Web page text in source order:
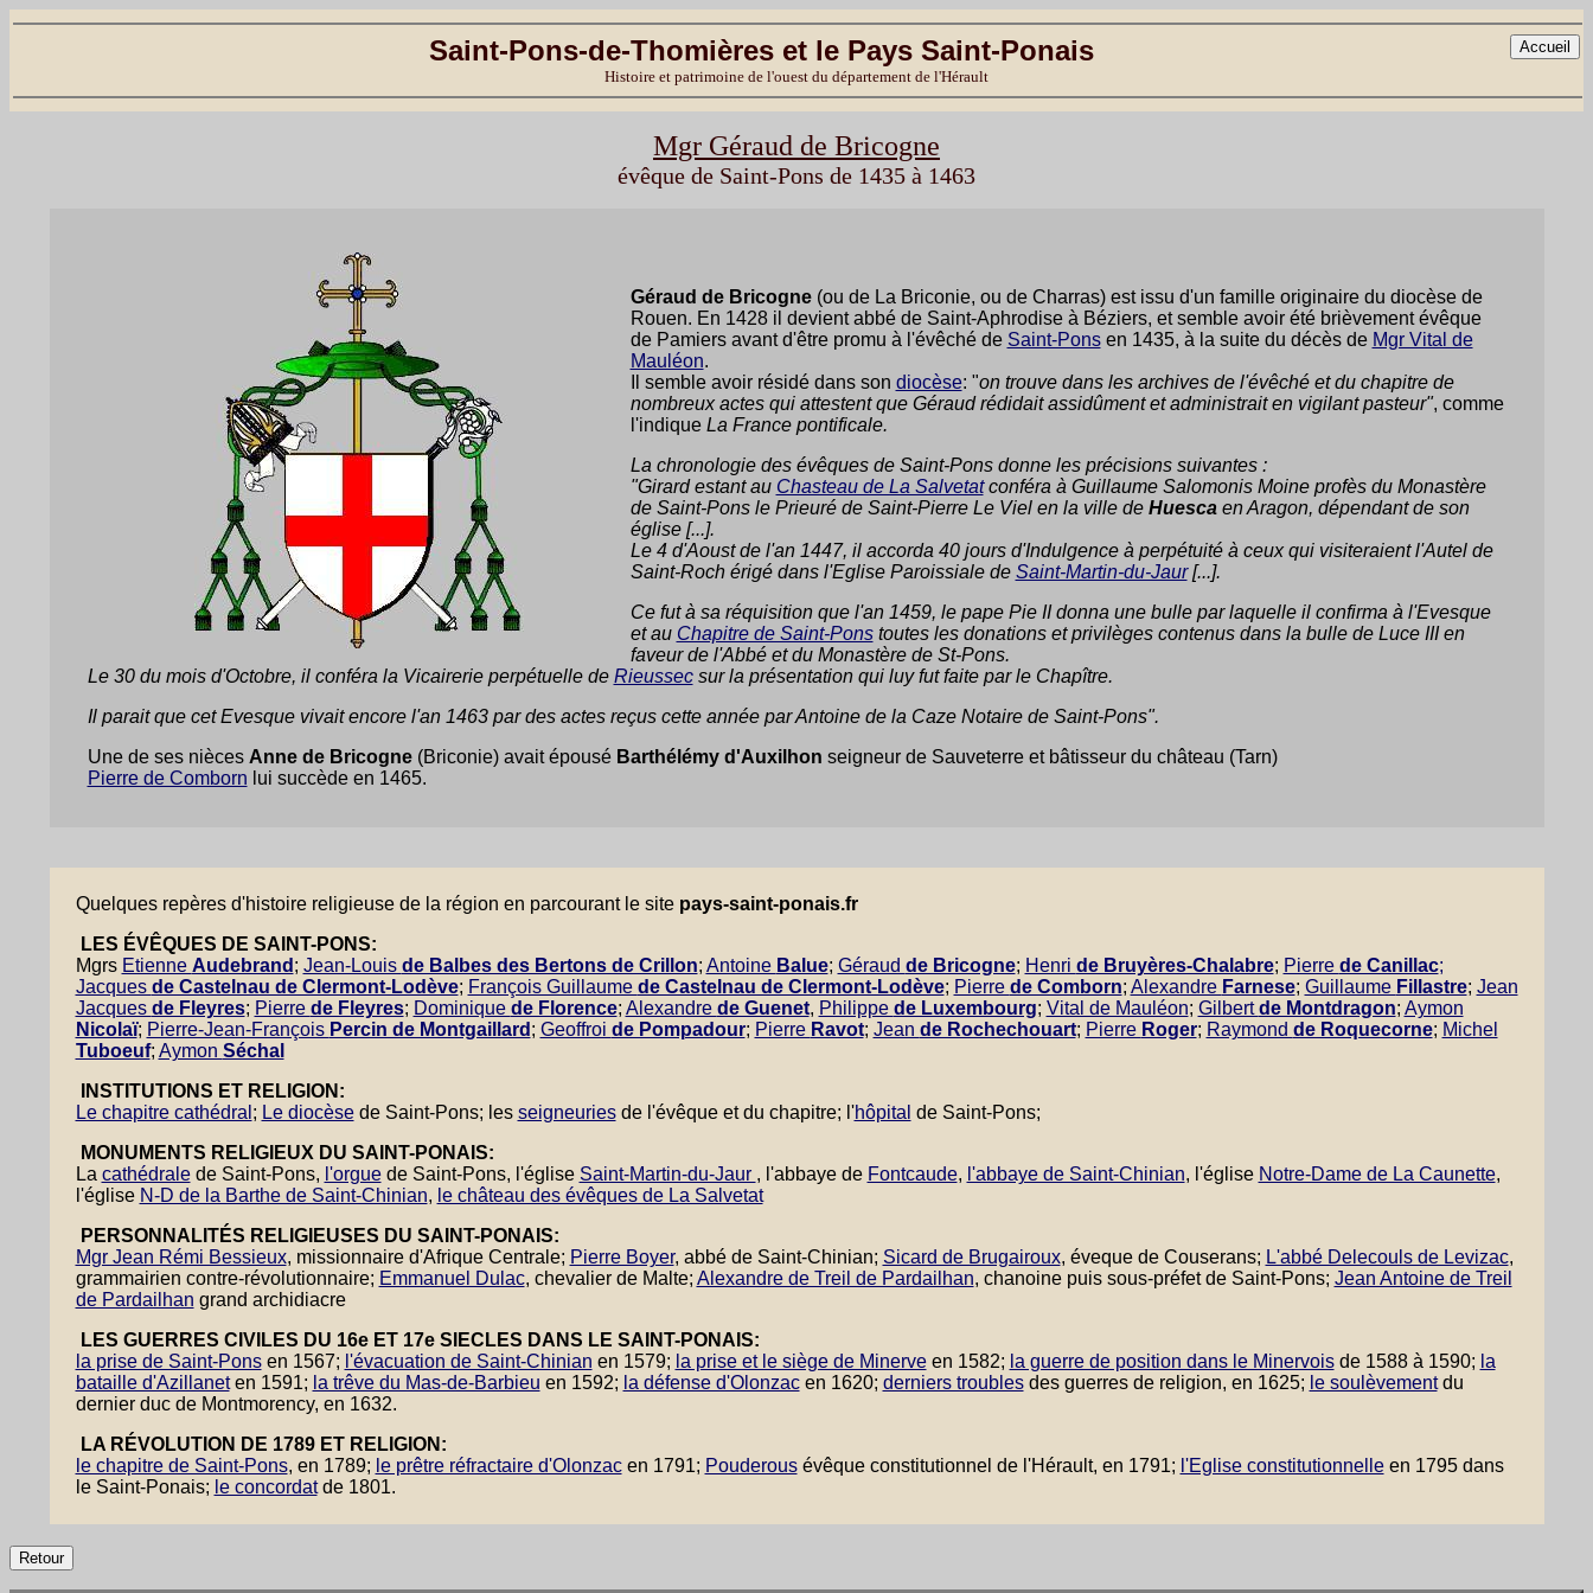
Saint-Pons-de-Thomières et le Pays Saint-Ponais
Histoire et patrimoine de l'ouest du département de l'Hérault
Mgr Géraud de Bricogne
évêque de Saint-Pons de 1435 à 1463
Géraud de Bricogne(ou de La Briconie, ou de Charras) est issu d'un famille originaire du diocèse de
Rouen. En 1428 il devient abbé de Saint-Aphrodise à Béziers, et semble avoir été brièvement évêque
de Pamiers avant d'être promu à l'évêché de Saint-Ponsen 1435, à la suite du décès de Mgr Vital de
Mauléon.
Il semble avoir résidé dans son diocèse: "on trouve dans les archives de l'évêché et du chapitre de
nombreux actes qui attestent que Géraud rédidait assidûment et administrait en vigilant pasteur", comme
l'indique La France pontificale.
La chronologie des évêques de Saint-Ponsdonne les précisions suivantes :
"Girard estant au Chasteau de La Salvetatconféra à Guillaume Salomonis Moine profès du Monastère
de Saint-Pons le Prieuré de Saint-Pierre Le Viel en la ville de Huescaen Aragon, dépendant de son
église [...].
Le 4 d'Aoust de l'an 1447, il accorda 40 jours d'Indulgence à perpétuité à ceux qui visiteraient l'Autel de
Saint-Roch érigé dans l'Eglise Paroissiale de Saint-Martin-du-Jaur[...].
Ce fut à sa réquisition que l'an 1459, le pape Pie II donna une bulle par laquelle il confirma à l'Evesque
et au Chapitre de Saint-Ponstoutes les donations et privilèges contenus dans la bulle de Luce III en
faveur de l'Abbé et du Monastère de St-Pons.
Le 30 du mois d'Octobre, il conféra la Vicairerie perpétuelle de Rieussecsur la présentation qui luy fut faite par le Chapître.
Il parait que cet Evesque vivait encore l'an 1463 par des actes reçus cette année par Antoine de la Caze Notaire de Saint-Pons".
Une de ses nièces Anne de Bricogne(Briconie) avait épousé Barthélémy d'Auxilhon seigneur de Sauveterre et bâtisseur du château (Tarn)
Pierre de Comborn lui succède en 1465.
Quelques repères d'histoire religieuse de la région en parcourant le site pays-saint-ponais.fr
LES ÉVÊQUES DE SAINT-PONS:
Mgrs Etienne Audebrand ; Jean-Louis de Balbes des Bertons de Crillon; Antoine Balue; Géraud de Bricogne; Henri de Bruyères-Chalabre; Pierre de Canillac;
Jacques de Castelnau de Clermont-Lodève; François Guillaume de Castelnau de Clermont-Lodève; Pierre de Comborn; Alexandre Farnese; Guillaume Fillastre; Jean
Jacques de Fleyres; Pierre de Fleyres; Dominique de Florence; Alexandre de Guenet, Philippe de Luxembourg; Vital de Mauléon; Gilbertde Montdragon; Aymon
Nicolaï; Pierre-Jean-François Percin de Montgaillard ; Geoffroi de Pompadour; Pierre Ravot; Jean de Rochechouart; Pierre Roger; Raymond de Roquecorne; Michel
Tuboeuf; Aymon Séchal
INSTITUTIONS ET RELIGION:
Le chapitre cathédral ; Le diocèsede Saint-Pons; les seigneuriesde l'évêque et du chapitre; l'hôpital de Saint-Pons;
MONUMENTS RELIGIEUX DU SAINT-PONAIS:
La cathédralede Saint-Pons, l'orguede Saint-Pons, l'église Saint-Martin-du-Jaur , l'abbaye de Fontcaude, l'abbaye de Saint-Chinian, l'église Notre-Dame de La Caunette,
l'église N-D de la Barthe de Saint-Chinian, le château des évêques de La Salvetat
PERSONNALITÉS RELIGIEUSES DU SAINT-PONAIS:
Mgr Jean Rémi Bessieux, missionnaire d'Afrique Centrale; Pierre Boyer, abbé de Saint-Chinian; Sicard de Brugairoux, éveque de Couserans; L'abbé Delecouls de Levizac,
grammairien contre-révolutionnaire; Emmanuel Dulac, chevalier de Malte; Alexandre de Treil de Pardailhan, chanoine puis sous-préfet de Saint-Pons; Jean Antoine de Treil
de Pardailhan grand archidiacre
LES GUERRES CIVILES DU 16e ET 17e SIECLES DANS LE SAINT-PONAIS:
la prise de Saint-Ponsen 1567; l'évacuation de Saint-Chinian en 1579; la prise et le siège de Minerveen 1582; la guerre de position dans le Minervoisde 1588 à 1590; la
bataille d'Azillaneten 1591; la trêve du Mas-de-Barbieu en 1592; la défense d'Olonzacen 1620; derniers troublesdes guerres de religion, en 1625; le soulèvementdu
dernier duc de Montmorency, en 1632.
LA RÉVOLUTION DE 1789 ET RELIGION:
le chapitre de Saint-Pons, en 1789; le prêtre réfractaire d'Olonzacen 1791; Pouderousévêque constitutionnel de l'Hérault, en 1791; l'Eglise constitutionnelleen 1795 dans
le Saint-Ponais; le concordatde 1801.